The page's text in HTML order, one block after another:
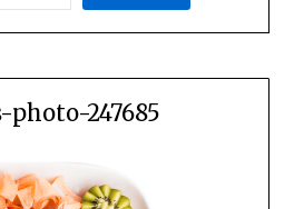
photo-247685